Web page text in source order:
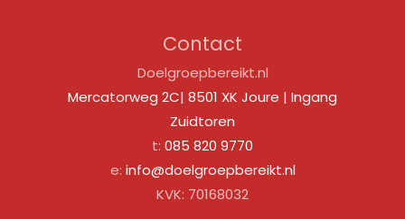
Contact
Doelgroepbereikt.nl
Mercatorweg 2C| 8501 XK Joure | Ingang
Zuidtoren
t: 085 820 9770
e: info@doelgroepbereikt.nl
KVK: 70168032